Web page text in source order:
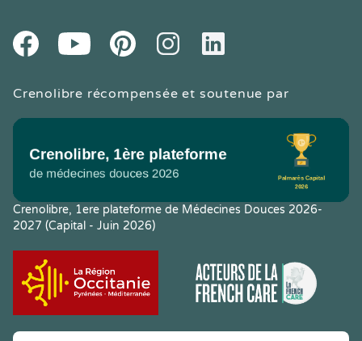
FacebookYoutube PinteresetInstagramLinkedIn
Crenolibre récompensée et soutenue par
Crenolibre, 1ere plateforme de Médecines Douces 2026-
2027 (Capital - Juin 2026)